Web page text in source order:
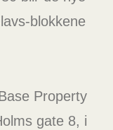
blokkene
Property
gate 8, i